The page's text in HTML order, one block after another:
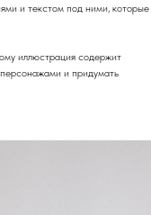
и текстом под ними, которые
иллюстрация содержит
и придумать